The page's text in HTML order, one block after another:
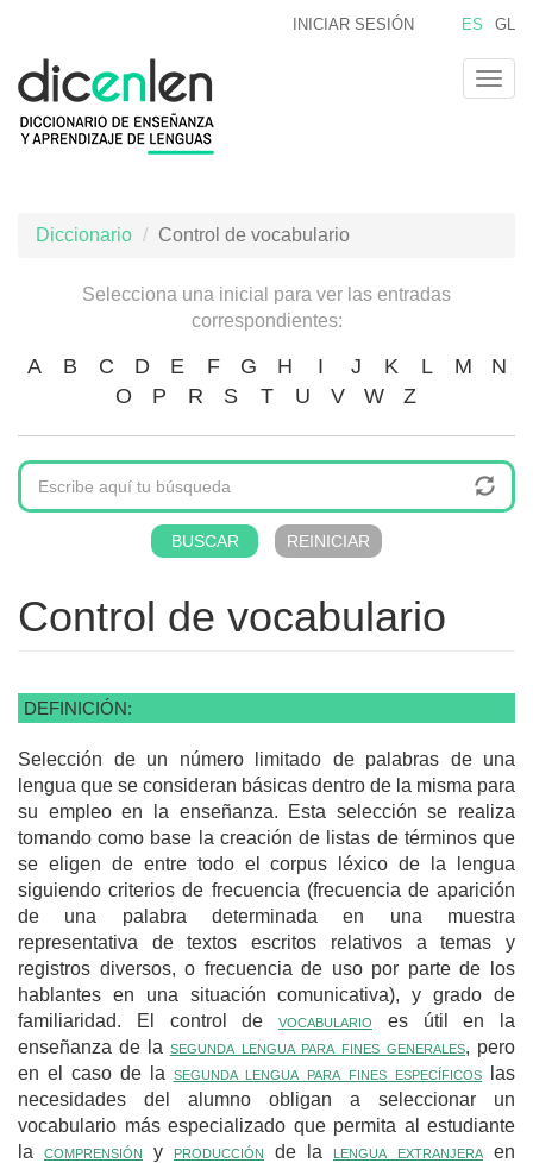
contenido
principal
ES GL
INICIAR SESIÓN
Diccionario Control de vocabulario
Selecciona una inicial para ver las entradas
correspondientes:
A B C D E F G H I J K L M
N
O
P R S T U V W Z
Control de vocabulario
DEFINICIÓN:
Selección de un número limitado de palabras de una
lengua que se consideran básicas dentro de la misma para
su empleo en la enseñanza. Esta selección se realiza
tomando como base la creación de listas de términos que
se eligen de entre todo el corpus léxico de la lengua
siguiendo criterios de frecuencia (frecuencia de aparición
de una palabra determinada en una muestra
representativa de textos escritos relativos a temas y
registros diversos, o frecuencia de uso por parte de los
hablantes en una situación comunicativa), y grado de
familiaridad. El control de vocabulario es útil en la
enseñanza de la segunda lengua para fines generales, pero
en el caso de la segunda lengua para fines específicos las
necesidades del alumno obligan a seleccionar un
vocabulario más especializado que permita al estudiante
la comprensión y producción de la lengua extranjera en